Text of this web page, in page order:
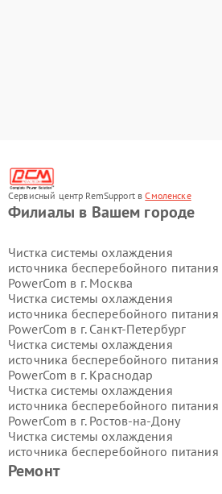
Сервисный центр RemSupport вСмоленске
Ремонт
Филиалы в Вашем городе
Чистка системы охлаждения
источника бесперебойного питания
PowerCom в г. Москва
Чистка системы охлаждения
источника бесперебойного питания
PowerCom в г. Санкт-Петербург
Чистка системы охлаждения
источника бесперебойного питания
PowerCom в г. Краснодар
Чистка системы охлаждения
источника бесперебойного питания
PowerCom в г. Ростов-на-Дону
Чистка системы охлаждения
источника бесперебойного питания
PowerCom в г.